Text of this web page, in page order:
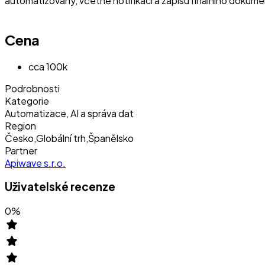
Cena
cca 100k
Podrobnosti
Kategorie
Automatizace, AI a správa dat
Region
Česko,Globální trh,Španělsko
Partner
Apiwave s.r.o.
Uživatelské recenze
0%